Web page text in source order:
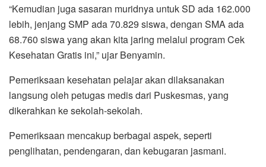
“Kemudian juga sasaran muridnya untuk SD ada 162.000
lebih, jenjang SMP ada 70.829 siswa, dengan SMA ada
68.760 siswa yang akan kita jaring melalui program Cek
Kesehatan Gratis ini,” ujar Benyamin.
Pemeriksaan kesehatan pelajar akan dilaksanakan
langsung oleh petugas medis dari Puskesmas, yang
dikerahkan ke sekolah-sekolah.
Pemeriksaan mencakup berbagai aspek, seperti
penglihatan, pendengaran, dan kebugaran jasmani.